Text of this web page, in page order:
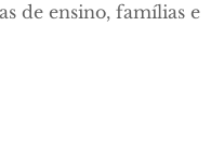
de ensino, famílias e